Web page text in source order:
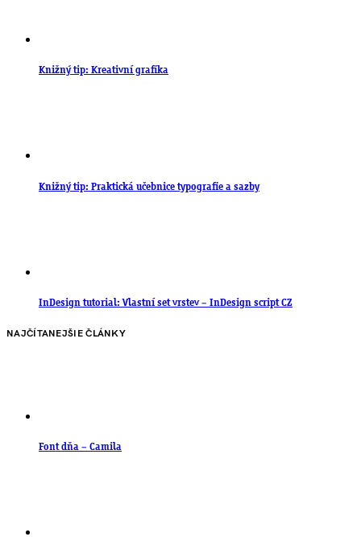
Knižný tip: Kreativní grafika
Knižný tip: Praktická učebnice typografie a sazby
InDesign tutorial: Vlastní set vrstev – InDesign script CZ
NAJČÍTANEJŠIE ČLÁNKY
Font dňa – Camila